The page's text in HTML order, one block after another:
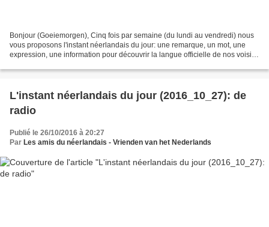
Bonjour (Goeiemorgen), Cinq fois par semaine (du lundi au vendredi) nous
vous proposons l'instant néerlandais du jour: une remarque, un mot, une
expression, une information pour découvrir la langue officielle de nos voisins
L'instant néerlandais du jour (2016_10_27): de
radio
Publié le 26/10/2016 à 20:27
Par Les amis du néerlandais - Vrienden van het Nederlands